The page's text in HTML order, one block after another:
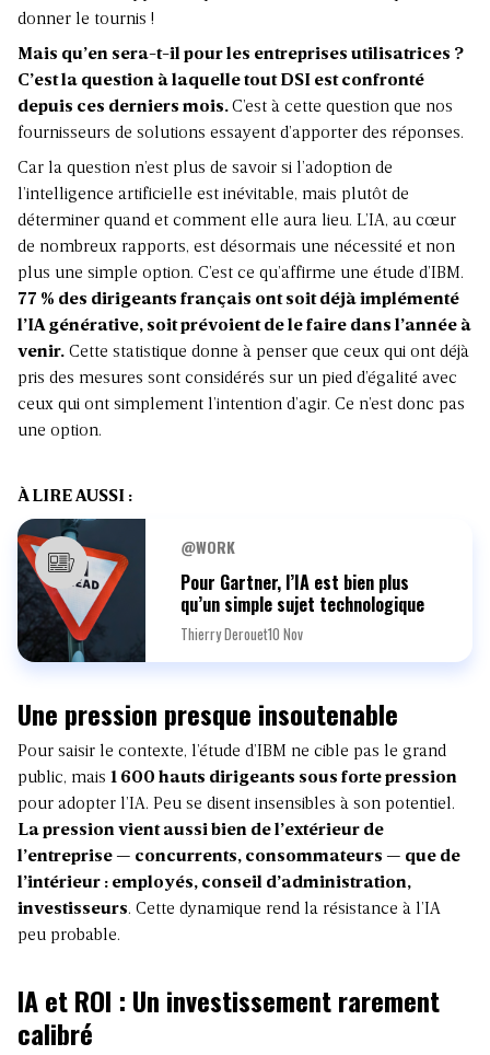
donner le tournis !
Mais qu’en sera-t-il pour les entreprises utilisatrices ?
C’est la question à laquelle tout DSI est confronté
depuis ces derniers mois.C’est à cette question que nos
fournisseurs de solutions essayent d’apporter des réponses.
Car la question n’est plus de savoir si l’adoption de
l’intelligence artificielle est inévitable, mais plutôt de
déterminer quand et comment elle aura lieu. L’IA, au cœur
de nombreux rapports, est désormais une nécessité et non
plus une simple option. C’est ce qu’affirme une étude d’IBM.
77 % des dirigeants français ont soit déjà implémenté
l’IA générative, soit prévoient de le faire dans l’année à
venir. Cette statistique donne à penser que ceux qui ont déjà
pris des mesures sont considérés sur un pied d’égalité avec
ceux qui ont simplement l’intention d’agir. Ce n’est donc pas
une option.
À LIRE AUSSI :
@WORK
Pour Gartner, l’IA est bien plus
qu’un simple sujet technologique
Thierry Derouet10 Nov
Une pression presque insoutenable
Pour saisir le contexte, l’étude d’IBM ne cible pas le grand
public, mais 1 600 hauts dirigeants sous forte pression
pour adopter l’IA. Peu se disent insensibles à son potentiel.
La pression vient aussi bien de l’extérieur de
l’entreprise — concurrents, consommateurs — que de
l’intérieur : employés, conseil d’administration,
investisseurs. Cette dynamique rend la résistance à l’IA
peu probable.
IA et ROI : Un investissement rarement
calibré